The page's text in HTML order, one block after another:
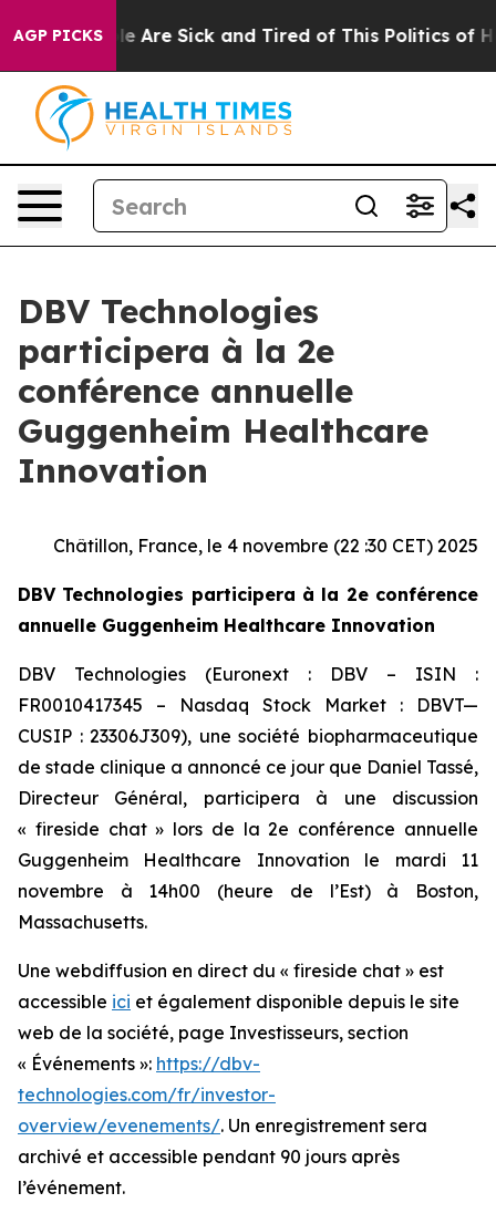
AGP PICKS
“People Are Sick and Tired of This Politics of
DBV Technologies
participera à la 2e
conférence annuelle
Guggenheim Healthcare
Innovation
Châtillon, France, le 4 novembre (22 :30 CET) 2025
DBV Technologies participera à la 2e conférence
annuelle Guggenheim Healthcare Innovation
DBV Technologies (Euronext : DBV – ISIN :
FR0010417345 – Nasdaq Stock Market : DBVT—
CUSIP : 23306J309), une société biopharmaceutique
de stade clinique a annoncé ce jour que Daniel Tassé,
Directeur Général, participera à une discussion
« fireside chat » lors de la 2e conférence annuelle
Guggenheim Healthcare Innovation le mardi 11
novembre à 14h00 (heure de l’Est) à Boston,
Massachusetts.
Une webdiffusion en direct du « fireside chat » est
accessible ici et également disponible depuis le site
web de la société, page Investisseurs, section
« Événements »: https://dbv-
technologies.com/fr/investor-
overview/evenements/. Un enregistrement sera
archivé et accessible pendant 90 jours après
l’événement.